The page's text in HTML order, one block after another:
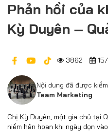
Phản hồi của
Kỳ Duyên –
3862
Nội dung đã được
Team Marketing
Chị Kỳ Duyên, một gia chủ tại
niềm hân hoan khi ngày dọn